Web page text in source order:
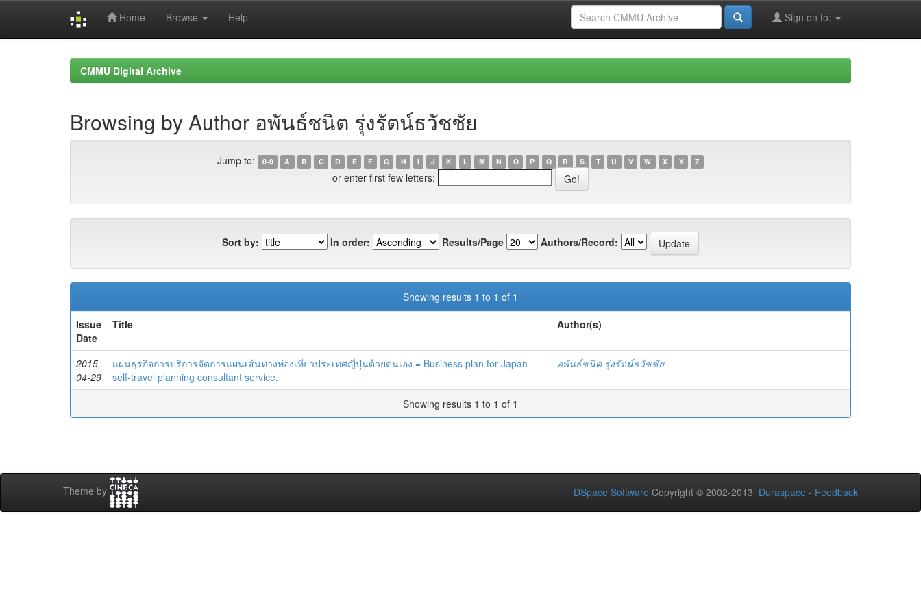
Home Browse Help Sign on to:
CMMU Digital Archive
Browsing by Author อพันธ์ชนิต รุ่งรัตน์ธวัชชัย
Jump to: 0-9 A B C D E F G H I J K L M N O P Q R S T U V W X Y Z
or enter first few letters:
Sort by: In order: Results/Page Authors/Record:
Showing results 1 to 1 of 1
Issue
Date
Title Author(s)
2015-
04-29
แผนธุรกิจการบริการจัดการแผนเส้นทางท่องเที่ยวประเทศญี่ปุ่นด้วยตนเอง = Business plan for Japan
self-travel planning consultant service.
อพันธ์ชนิต รุ่งรัตน์ธวัชชัย
Showing results 1 to 1 of 1
Theme by DSpace Software Copyright © 2002-2013 Duraspace - Feedback